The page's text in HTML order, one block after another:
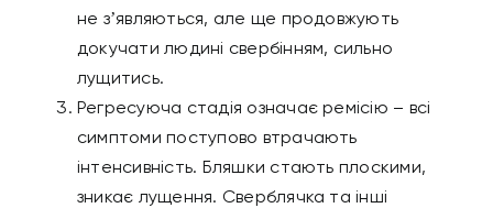
не зʼявляються, але ще продовжують
докучати людині свербінням, сильно
лущитись.
Регресуюча стадія означає ремісію – всі
симптоми поступово втрачають
інтенсивність. Бляшки стають плоскими,
зникає лущення. Сверблячка та інші